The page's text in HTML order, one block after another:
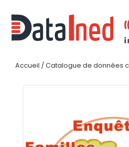
Accueil / Catalogue de données